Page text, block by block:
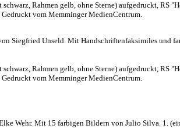
Rahmen gelb, ohne Sterne) aufgedruckt, RS
vom Memminger MedienCentrum.
Siegfried Unseld. Mit Handschriftenfaksimiles und
Rahmen gelb, ohne Sterne) aufgedruckt, RS
vom Memminger MedienCentrum.
Wehr. Mit 15 farbigen Bildern von Julio Silva. 1.